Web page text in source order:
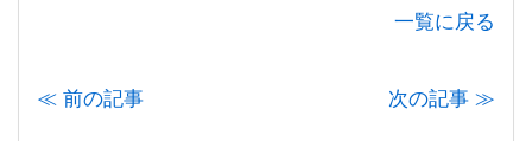
一覧に戻る
≪ 前の記事 次の記事 ≫